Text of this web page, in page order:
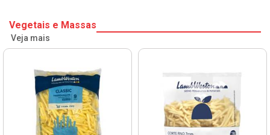
Vegetais e Massas
Veja mais